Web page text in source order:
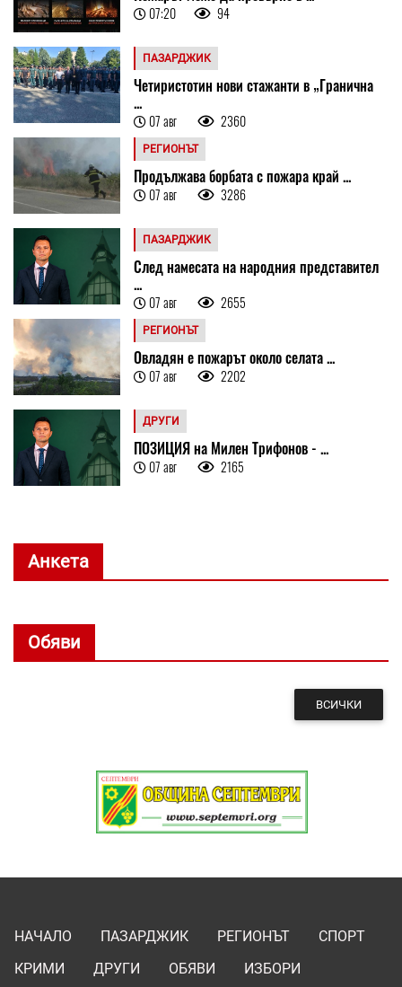
07:20 94
ПАЗАРДЖИК
Четиристотин нови стажанти в „Гранична
...
07 авг 2360
РЕГИОНЪТ
Продължава борбата с пожара край ...
07 авг 3286
ПАЗАРДЖИК
След намесата на народния представител
...
07 авг 2655
РЕГИОНЪТ
Овладян е пожарът около селата ...
07 авг 2202
ДРУГИ
ПОЗИЦИЯ на Милен Трифонов - ...
07 авг 2165
Анкета
Обяви
ВСИЧКИ
НАЧАЛО ПАЗАРДЖИК РЕГИОНЪТ
СПОРТ
КРИМИ
ДРУГИ ОБЯВИ
ИЗБОРИ